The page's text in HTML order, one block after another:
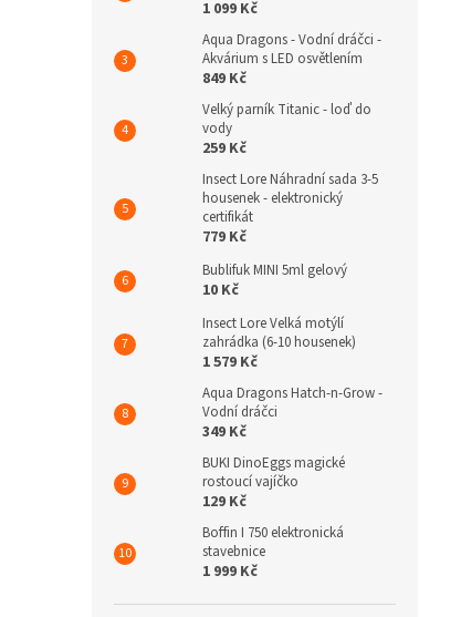
1 099 Kč
Aqua Dragons - Vodní dráčci -
Akvárium s LED osvětlením
849 Kč
Velký parník Titanic - loď do
vody
259 Kč
Insect Lore Náhradní sada 3-5
housenek - elektronický
certifikát
779 Kč
Bublifuk MINI 5ml gelový
10 Kč
Insect Lore Velká motýlí
zahrádka (6-10 housenek)
1 579 Kč
Aqua Dragons Hatch-n-Grow -
Vodní dráčci
349 Kč
BUKI DinoEggs magické
rostoucí vajíčko
129 Kč
Boffin I 750 elektronická
stavebnice
1 999 Kč